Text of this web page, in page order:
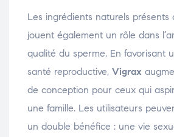
Les ingrédients naturels présents
jouent également un rôle dans
qualité du sperme. En favorisant
santé reproductive, Vigrax
de conception pour ceux qui
une famille. Les utilisateurs
un double bénéfice : une vie